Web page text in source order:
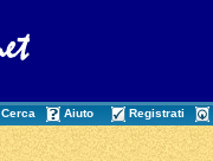
Cerca Aiuto Registrati